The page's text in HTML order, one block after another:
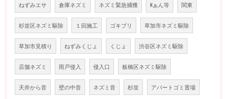
ねずみエサ 倉庫ネズミ ネズミ緊急捕獲 Kぁん等 関東
杉並区ネズミ駆除 １回施工 ゴキブリ 草加市ネズミ駆除
草加市見積り ねずみくじょ くじょ 渋谷区ネズミ駆除
店舗ネズミ 雨戸侵入 侵入口 板橋区ネズミ駆除
天井から音 壁の中音 ネズミ音 杉並 アパートゴミ置場